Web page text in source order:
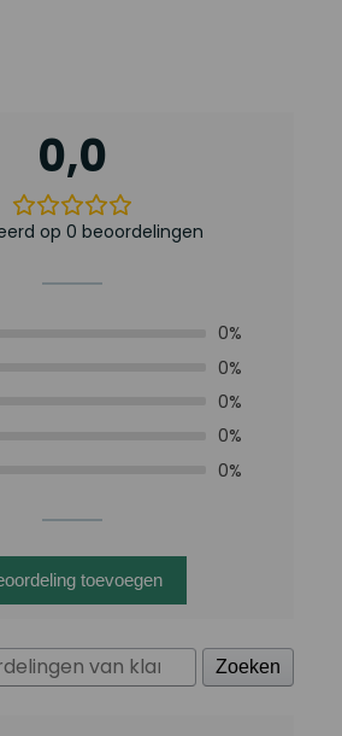
0,0
op 0 beoordelingen
0%
0%
0%
0%
0%
toevoegen
Zoeken